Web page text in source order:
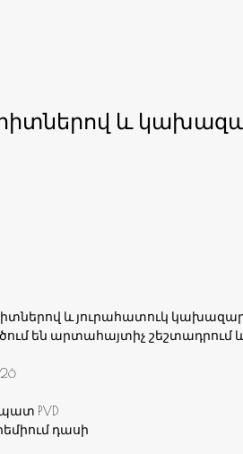
և
և յուրահատուկ
են արտահայտիչ շեշտադրում
PVD
դասի